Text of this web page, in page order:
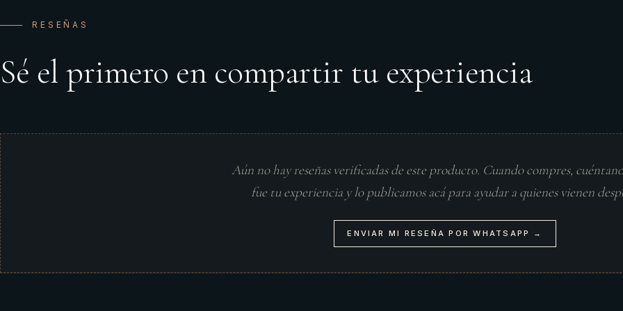
RESEÑAS
Sé el primero en compartir tu experiencia
Aún no hay reseñas verificadas de este producto. Cuando compres,
fue tu experiencia y lo publicamos acá para ayudar a quienes vienen
ENVIAR MI RESEÑA POR WHATSAPP →